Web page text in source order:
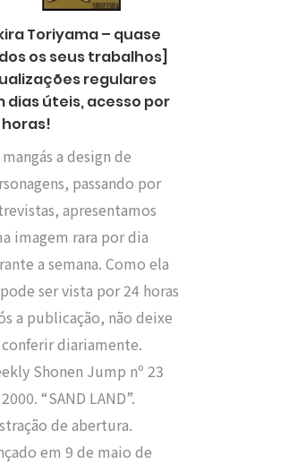
Toriyama – quase
os seus trabalhos]
regulares
dias úteis, acesso por
horas!
mangás a design de
passando por
apresentamos
imagem rara por dia
a semana. Como ela
ser vista por 24 horas
a publicação, não deixe
diariamente.
Shonen Jump nº 23
“SAND LAND”.
de abertura.
em 9 de maio de